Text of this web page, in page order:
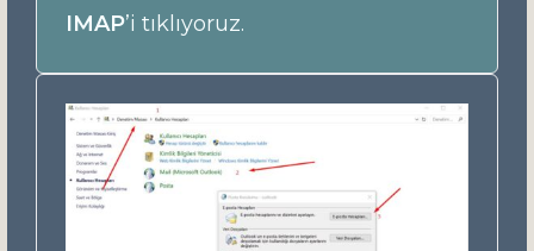
IMAP’i tıklıyoruz.